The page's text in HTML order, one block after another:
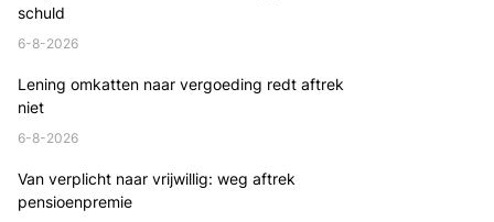
schuld
6-8-2026
Lening omkatten naar vergoeding redt aftrek
niet
6-8-2026
Van verplicht naar vrijwillig: weg aftrek
pensioenpremie